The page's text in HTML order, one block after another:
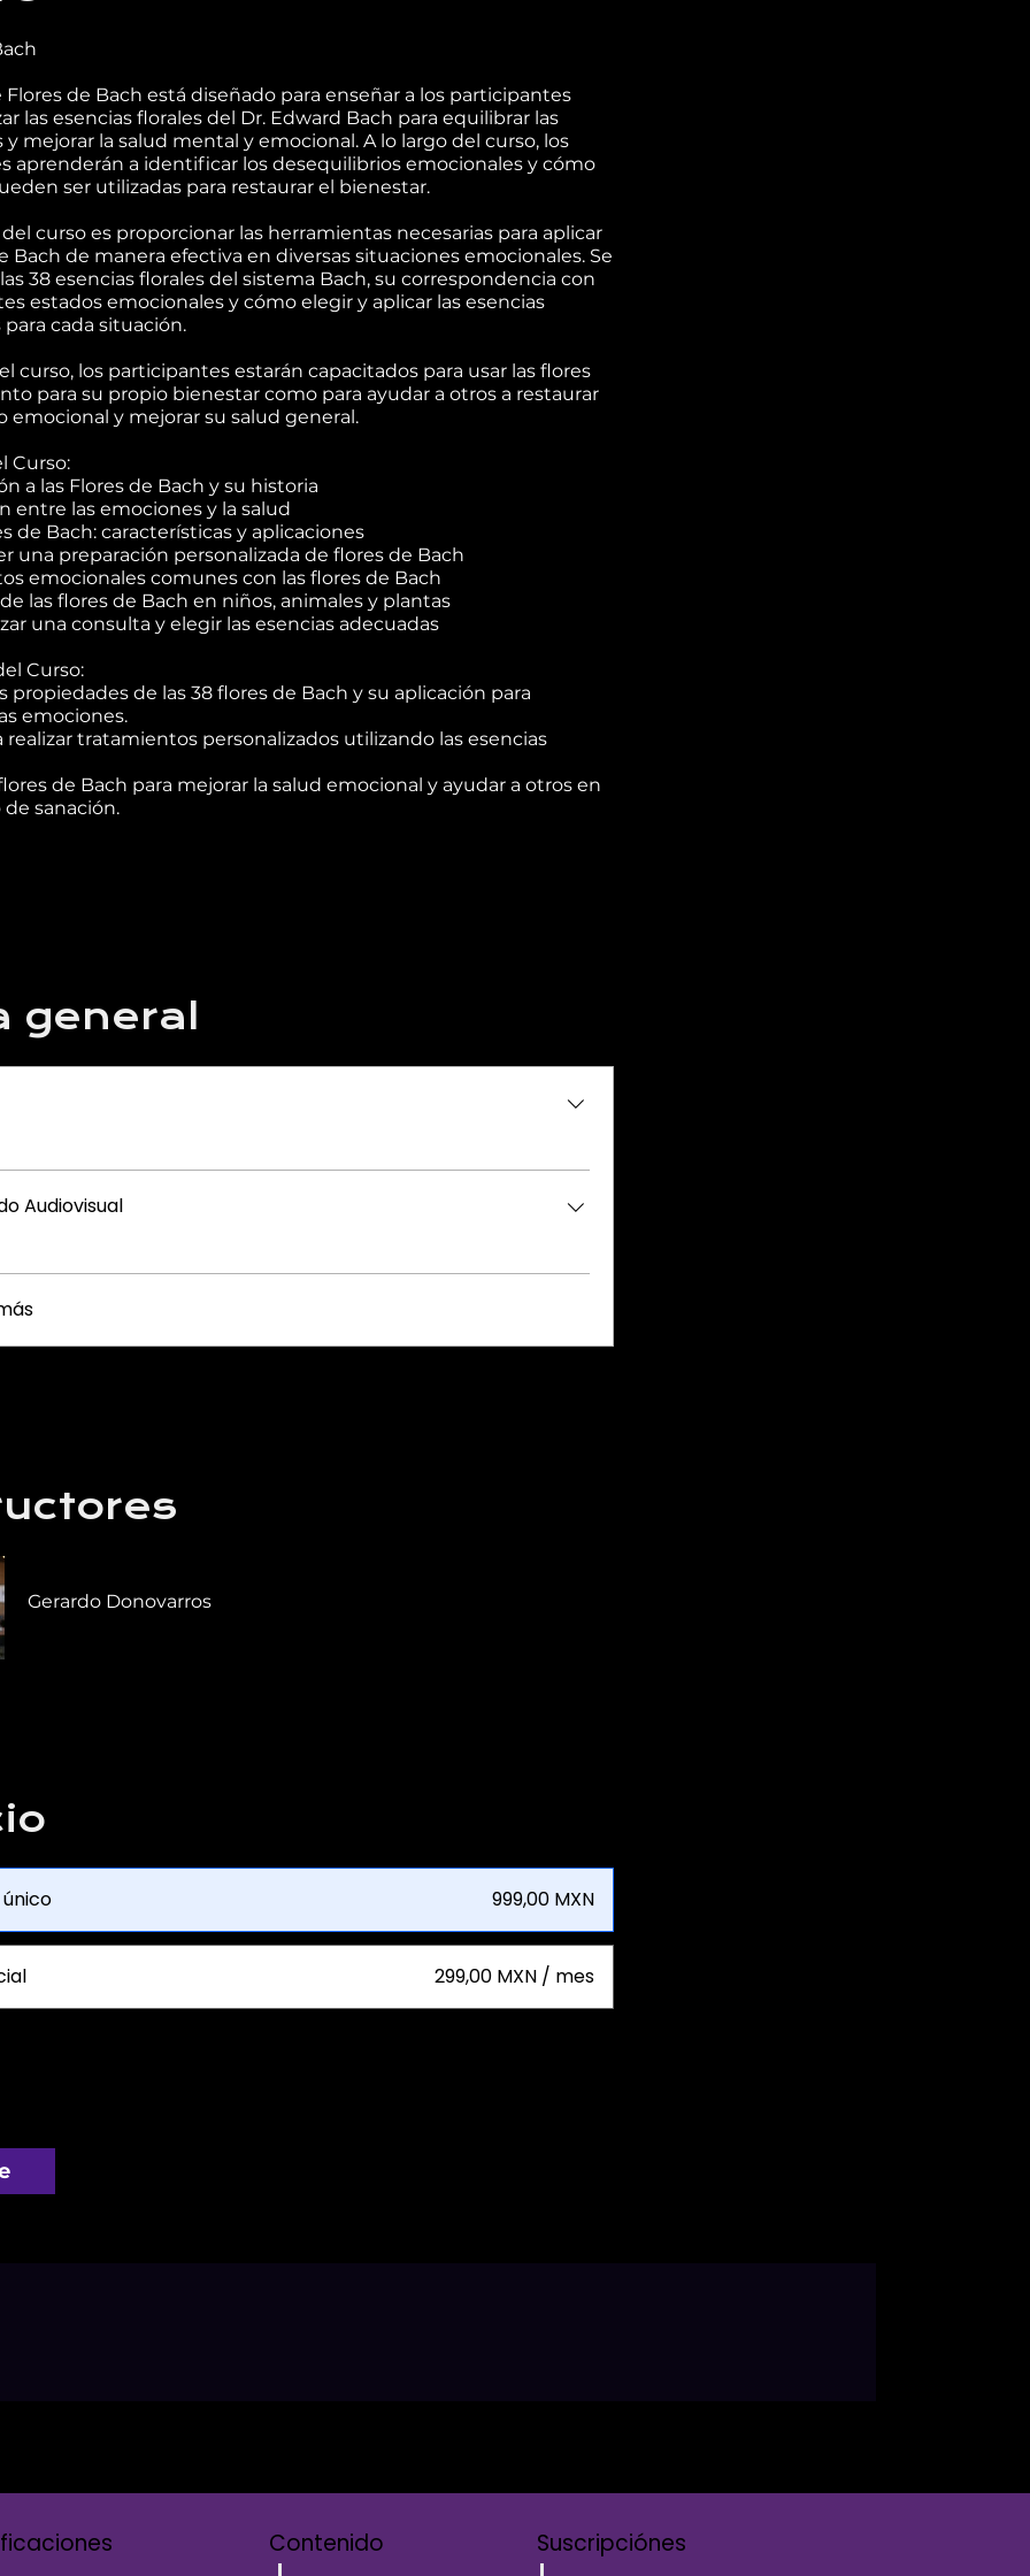
Flores de Bach está diseñado para enseñar a los participantes
las esencias florales del Dr. Edward Bach para equilibrar las
mejorar la salud mental y emocional. A lo largo del curso, los
aprenderán a identificar los desequilibrios emocionales y cómo
ser utilizadas para restaurar el bienestar.
curso es proporcionar las herramientas necesarias para aplicar
Bach de manera efectiva en diversas situaciones emocionales. Se
38 esencias florales del sistema Bach, su correspondencia con
estados emocionales y cómo elegir y aplicar las esencias
para cada situación.
curso, los participantes estarán capacitados para usar las flores
para su propio bienestar como para ayudar a otros a restaurar
emocional y mejorar su salud general.
Curso:
a las Flores de Bach y su historia
entre las emociones y la salud
de Bach: características y aplicaciones
una preparación personalizada de flores de Bach
emocionales comunes con las flores de Bach
las flores de Bach en niños, animales y plantas
una consulta y elegir las esencias adecuadas
Curso:
propiedades de las 38 flores de Bach y su aplicación para
emociones.
realizar tratamientos personalizados utilizando las esencias
de Bach para mejorar la salud emocional y ayudar a otros en
sanación.
general
Audiovisual
Gerardo Donovarros
999,00 MXN
299,00 MXN / mes
Contenido Suscripciónes